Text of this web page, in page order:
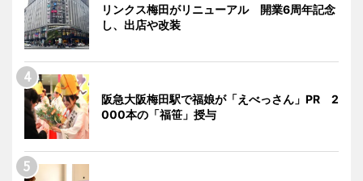
リンクス梅田がリニューアル 開業6周年記念
し、出店や改装
阪急大阪梅田駅で福娘が「えべっさん」PR 2
000本の「福笹」授与